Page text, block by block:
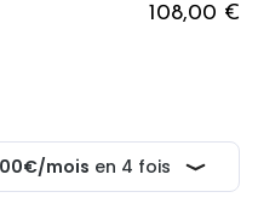
108,00 €